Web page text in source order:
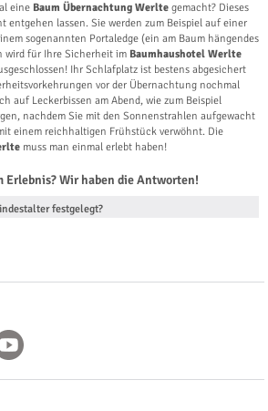
eine Baum Übernachtung Werlte gemacht? Dieses
entgehen lassen. Sie werden zum Beispiel auf einer
sogenannten Portaledge (ein am Baum hängendes
für Ihre Sicherheit im Baumhaushotel Werlte
Ihr Schlafplatz ist bestens abgesichert
vor der Übernachtung nochmal
auf Leckerbissen am Abend, wie zum Beispiel
nachdem Sie mit den Sonnenstrahlen aufgewacht
einem reichhaltigen Frühstück verwöhnt. Die
muss man einmal erlebt haben!
Erlebnis? Wir haben die Antworten!
festgelegt?